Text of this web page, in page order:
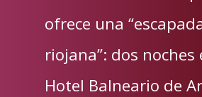
ofrece una
riojana”: dos noches
Hotel Balneario de